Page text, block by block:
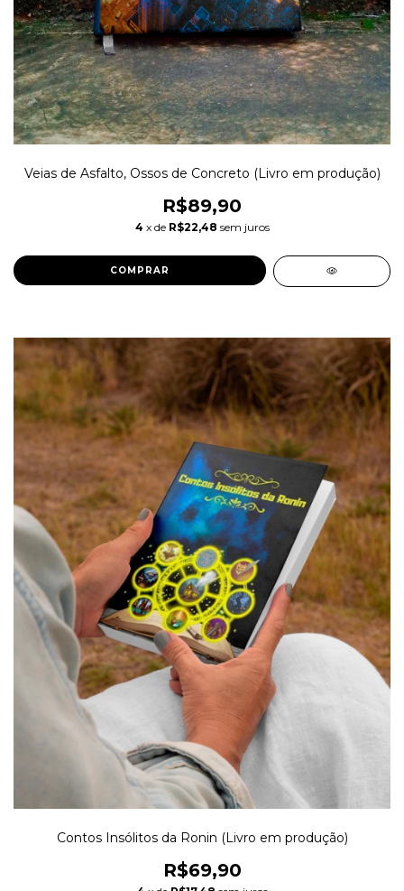
Veias de Asfalto, Ossos de Concreto (Livro em produção)
R$89,90
4 x de R$22,48 sem juros
Contos Insólitos da Ronin (Livro em produção)
R$69,90